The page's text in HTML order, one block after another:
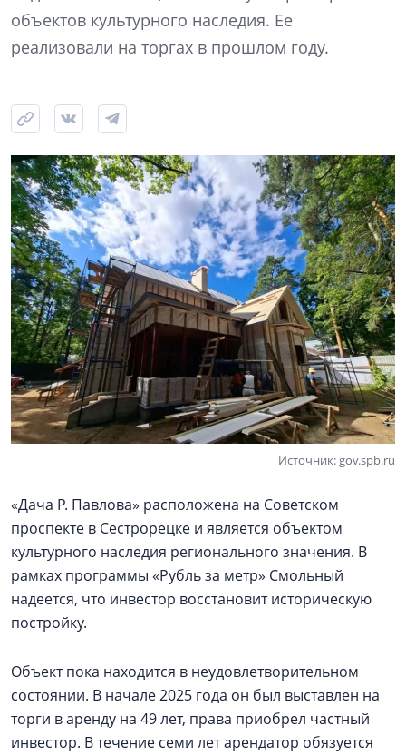
объектов культурного наследия. Ее
реализовали на торгах в прошлом году.
Источник: gov.spb.ru
«Дача Р. Павлова» расположена на Советском
проспекте в Сестрорецке и является объектом
культурного наследия регионального значения. В
рамках программы «Рубль за метр» Смольный
надеется, что инвестор восстановит историческую
постройку.
Объект пока находится в неудовлетворительном
состоянии. В начале 2025 года он был выставлен на
торги в аренду на 49 лет, права приобрел частный
инвестор. В течение семи лет арендатор обязуется